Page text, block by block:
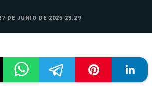
DE JUNIO DE 2025 23:29